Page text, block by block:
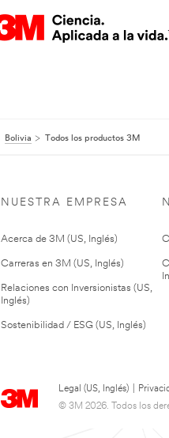
Bolivia Todos los productos 3M
NUESTRA EMPRESA
Acerca de 3M (US, Inglés)
Carreras en 3M (US, Inglés)
Relaciones con Inversionistas (US,
Inglés)
Sostenibilidad / ESG (US, Inglés)
Legal (US, Inglés)
© 3M 2026. Todos los